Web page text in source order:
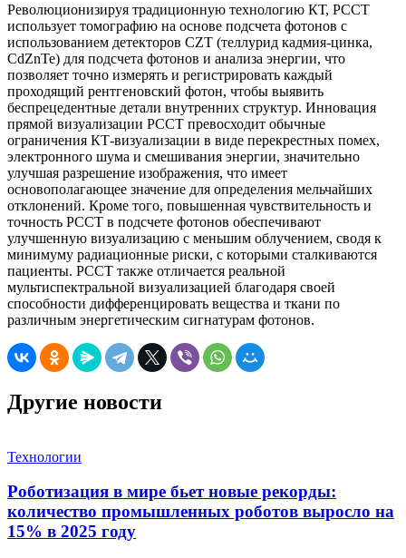
Революционизируя традиционную технологию КТ, PCCT
использует томографию на основе подсчета фотонов с
использованием детекторов CZT (теллурид кадмия-цинка,
CdZnTe) для подсчета фотонов и анализа энергии, что
позволяет точно измерять и регистрировать каждый
проходящий рентгеновский фотон, чтобы выявить
беспрецедентные детали внутренних структур. Инновация
прямой визуализации PCCT превосходит обычные
ограничения КТ-визуализации в виде перекрестных помех,
электронного шума и смешивания энергии, значительно
улучшая разрешение изображения, что имеет
основополагающее значение для определения мельчайших
отклонений. Кроме того, повышенная чувствительность и
точность PCCT в подсчете фотонов обеспечивают
улучшенную визуализацию с меньшим облучением, сводя к
минимуму радиационные риски, с которыми сталкиваются
пациенты. PCCT также отличается реальной
мультиспектральной визуализацией благодаря своей
способности дифференцировать вещества и ткани по
различным энергетическим сигнатурам фотонов.
Другие новости
Технологии
Роботизация в мире бьет новые рекорды:
количество промышленных роботов выросло на
15% в 2025 году